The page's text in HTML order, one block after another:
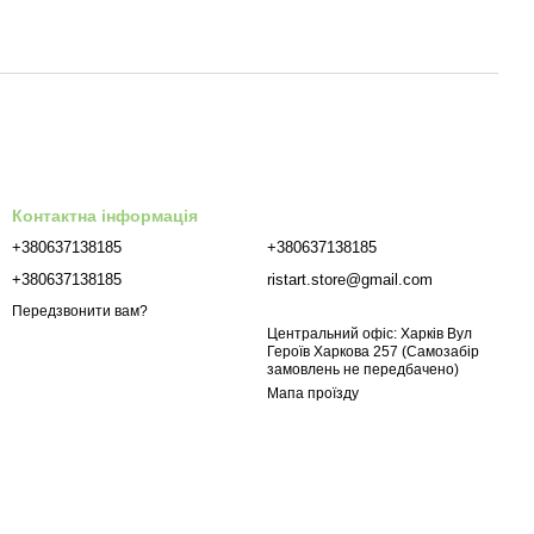
Контактна інформація
+380637138185
+380637138185
Передзвонити вам?
+380637138185
ristart.store@gmail.com
Центральний офіс: Харків Вул
Героїв Харкова 257 (Самозабір
замовлень не передбачено)
Мапа проїзду